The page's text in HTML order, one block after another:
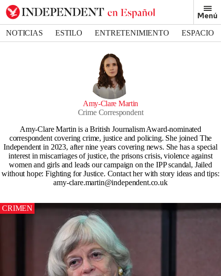
Menú
NOTICIAS ESTILO ENTRETENIMIENTO
ESPACIO
Amy-Clare Martin
Crime Correspondent
Amy-Clare Martin is a British Journalism Award-nominated
correspondent covering crime, justice and policing. She joined The
Independent in 2023, after nine years covering news. She has a special
interest in miscarriages of justice, the prisons crisis, violence against
women and girls and leads our campaign on the IPP scandal, Jailed
without hope: Fighting for Justice. Contact her with story ideas and tips:
amy-clare.martin@independent.co.uk
CRIMEN